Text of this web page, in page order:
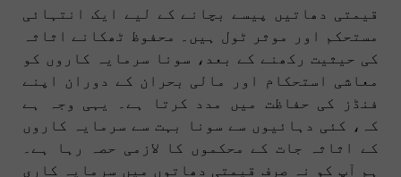
قیمتی دھاتیں پیسے بچانے کے لیے ایک انتہائی
مستحکم اور موثر ٹول ہیں۔ محفوظ ٹھکانے اثاثہ
کی حیثیت رکھنے کے بعد، سونا سرمایہ کاروں کو
معاشی استحکام اور مالی بحران کے دوران اپنے
فنڈز کی حفاظت میں مدد کرتا ہے۔ یہی وجہ ہے
کہ، کئی دہائیوں سے سونا بہت سے سرمایہ کاروں
کے اثاثہ جات کے محکموں کا لازمی حصہ رہا ہے۔
ہم آپ کو نہ صرف قیمتی دھاتوں میں سرمایہ کاری